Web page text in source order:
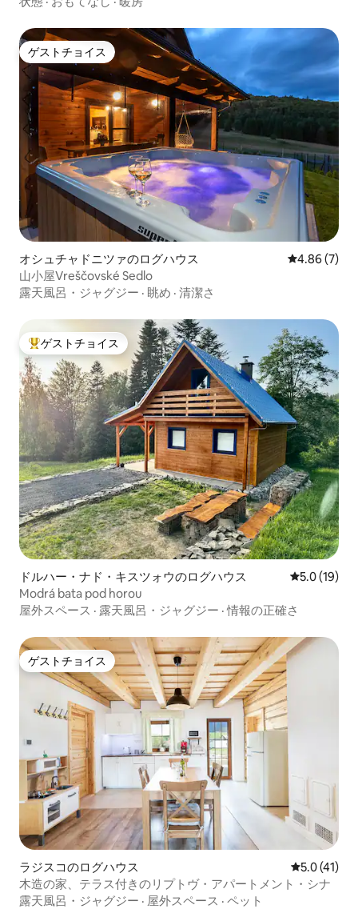
ゲストチョイス
ゲストチョイス
オシュチャドニツァのログハウス レビュー7
4.86 (7)
山小屋Vreščovské Sedlo
露天風呂・ジャグジー · 眺め · 清潔さ
大好評のゲストチョイスです。
ゲストチョイス
ドルハー・ナド・キスツォウのログハウス レビュー19
5.0 (19)
Modrá bata pod horou
屋外スペース · 露天風呂・ジャグジー ·情報の正確さ
ゲストチョイス
ゲストチョイス
ラジスコのログハウス レビュー41
5.0 (41)
木造の家、テラス付きのリプトヴ・アパートメント・シナ
露天風呂・ジャグジー · 屋外スペース · ペット